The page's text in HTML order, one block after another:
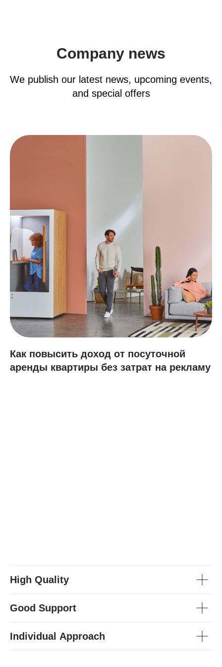
Company news
We publish our latest news, upcoming events,
and special offers
Как повысить доход от посуточной
аренды квартиры без затрат на рекламу
High Quality
Good Support
Individual Approach